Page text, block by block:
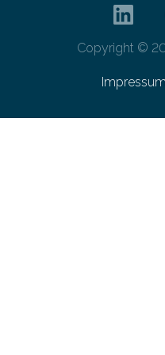
Copyright ©
Impressum